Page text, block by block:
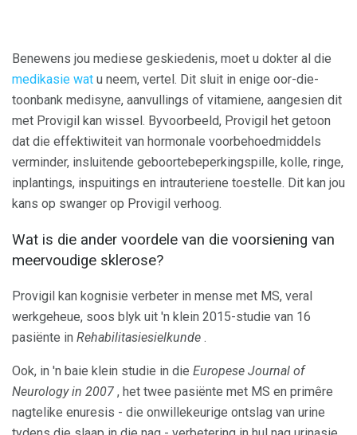
Benewens jou mediese geskiedenis, moet u dokter al die
medikasie wat u neem, vertel. Dit sluit in enige oor-die-
toonbank medisyne, aanvullings of vitamiene, aangesien dit
met Provigil kan wissel. Byvoorbeeld, Provigil het getoon
dat die effektiwiteit van hormonale voorbehoedmiddels
verminder, insluitende geboortebeperkingspille, kolle, ringe,
inplantings, inspuitings en intrauteriene toestelle. Dit kan jou
kans op swanger op Provigil verhoog.
Wat is die ander voordele van die voorsiening van
meervoudige sklerose?
Provigil kan kognisie verbeter in mense met MS, veral
werkgeheue, soos blyk uit 'n klein 2015-studie van 16
pasiënte in Rehabilitasiesielkunde .
Ook, in 'n baie klein studie in die Europese Journal of
Neurology in 2007 , het twee pasiënte met MS en primêre
nagtelike enuresis - die onwillekeurige ontslag van urine